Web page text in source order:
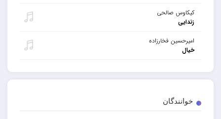
کیکاوس صالحی
زندایی
امیرحسین فخارزاده
خیال
خوانندگان